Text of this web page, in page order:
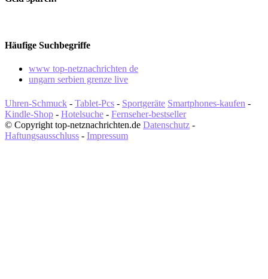
Häufige Suchbegriffe
www top-netznachrichten de
ungarn serbien grenze live
Uhren-Schmuck - Tablet-Pcs - Sportgeräte Smartphones-kaufen -
Kindle-Shop - Hotelsuche - Fernseher-bestseller
© Copyright top-netznachrichten.de Datenschutz -
Haftungsausschluss - Impressum